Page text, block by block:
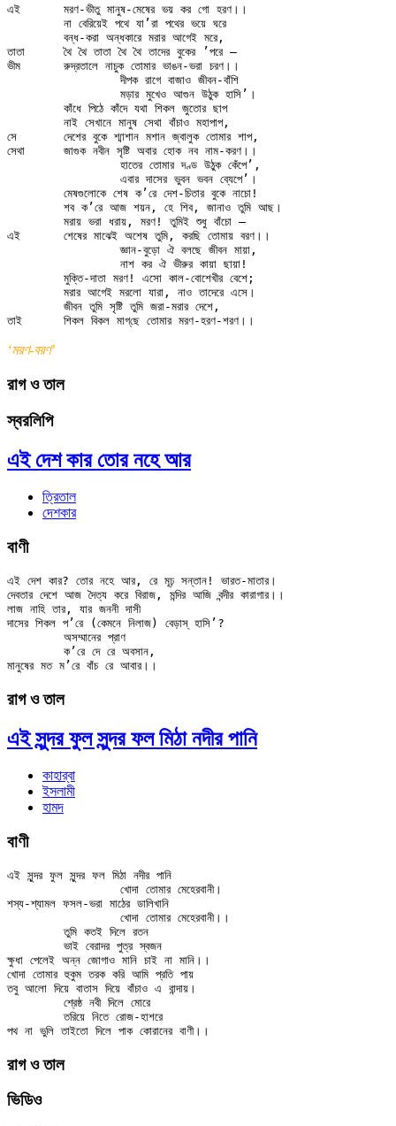
এই	মরণ-ভীতু মানুষ-মেষের ভয় কর গো হরণ।।
তাতা	থৈ থৈ তাতা থৈ থৈ তাদের বুকের ’পরে —
ভীম	রুদ্রতালে নাচুক তোমার ভাঙন-ভরা চরণ।।
		দীপক রাগে বাজাও জীবন-বাঁশি
সে	দেশের বুকে শ্মাশান মশান জ্বালুক তোমার শাপ,
সেথা	জাগুক নবীন সৃষ্টি অবার হোক নব নাম-করণ।।
এই	শেষের মাঝেই অশেষ তুমি, করছি তোমায় বরণ।।
		জ্ঞান-বুড়ো ঐ বলছে জীবন মায়া,
‘মরণ-বরণ’
রাগ ও তাল
স্বরলিপি
এই দেশ কার তোর নহে আর
ত্রিতাল
দেশকার
বাণী
এই দেশ কার? তোর নহে আর, রে মূঢ় সন্তান! ভারত-মাতার।
দেবতার দেশে আজ দৈত্য করে বিরাজ, মন্দির আজি বন্দীর কারাগার।।
লাজ নাহি তার, যার জননী দাসী
দাসের শিকল প’রে (কেমনে নিলাজ) বেড়াস্ হাসি’?
রাগ ও তাল
এই সুন্দর ফুল সুন্দর ফল মিঠা নদীর পানি
কাহার্‌বা
ইসলামী
হামদ
বাণী
এই সুন্দর ফুল সুন্দর ফল মিঠা নদীর পানি
শস্য-শ্যামল ফসল-ভরা মাঠের ডালিখানি
	তুমি কতই দিলে রতন
ক্ষুধা পেলেই অন্ন জোগাও মানি চাই না মানি।।
খোদা তোমার হুকুম তরক করি আমি প্রতি পায়
তবু আলো দিয়ে বাতাস দিয়ে বাঁচাও এ বান্দায়।
	তরিয়ে নিতে রোজ-হাশরে
রাগ ও তাল
ভিডিও